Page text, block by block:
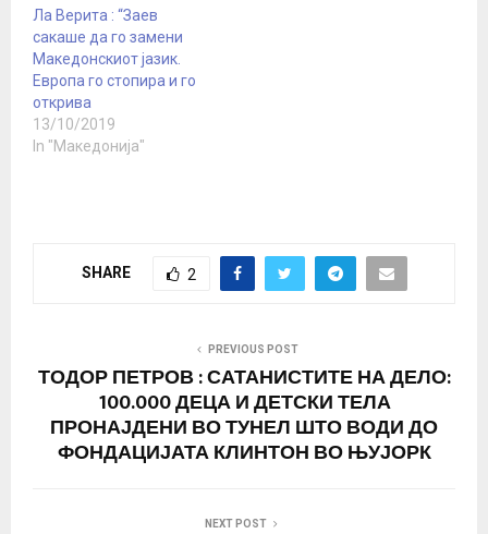
Ла Верита : “Заев
сакаше да го замени
Македонскиот јазик.
Европа го стопира и го
открива
13/10/2019
In "Македонија"
SHARE 2
PREVIOUS POST
ТОДОР ПЕТРОВ : САТАНИСТИТЕ НА ДЕЛО:
100.000 ДЕЦА И ДЕТСКИ ТЕЛА
ПРОНАЈДЕНИ ВО ТУНЕЛ ШТО ВОДИ ДО
ФОНДАЦИЈАТА КЛИНТОН ВО ЊУЈОРК
NEXT POST